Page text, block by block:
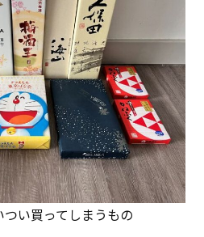
い買ってしまうもの